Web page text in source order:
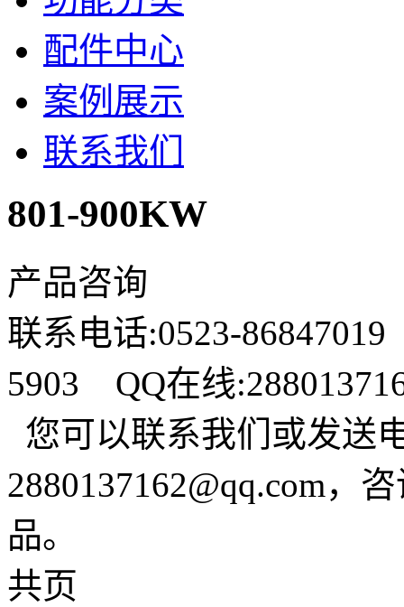
配件中心
案例展示
联系我们
801-900KW
产品咨询
联系电话:0523-
5903 QQ在线
您可以联系我们或发送
2880137162@qq.com，
品。
共页